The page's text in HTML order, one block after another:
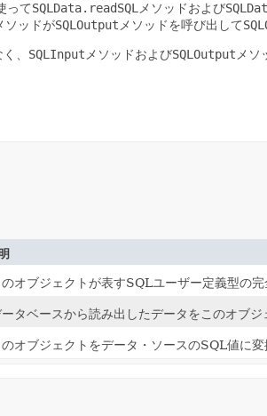
ってSQLData.readSQL メソッドおよび
ソッドがSQLOutput メソッドを呼び出して
、 SQLInput メソッドおよびSQLOutput メソ
のオブジェクトが表すSQLユーザー定義型の完
タベースから読み出したデータをこのオブジ
のオブジェクトをデータ・ソースのSQL値に